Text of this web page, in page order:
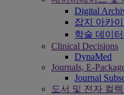
Digital
잡지 아카이
학술 데이
Clinical Decisions
DynaMed
Journals, E-
Journal
도서 및 전자 컬렉